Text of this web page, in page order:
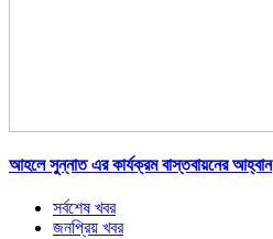
আহলে সুন্নাত এর কার্যক্রম বাস্তবায়নের আহ্বান
সর্বশেষ খবর
জনপ্রিয় খবর